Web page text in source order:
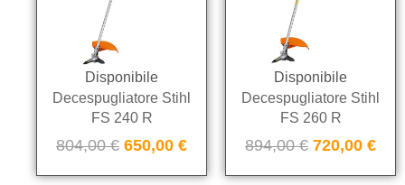
Disponibile
Decespugliatore Stihl
FS 240 R
804,00€ 650,00 €
Disponibile
Decespugliatore Stihl
FS 260 R
894,00€ 720,00 €